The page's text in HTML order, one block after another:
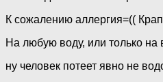
К сожалению аллергия=((
На любую воду, или только
ну человек потеет явно не